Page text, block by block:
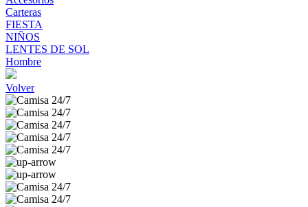
Carteras
FIESTA
NIÑOS
LENTES DE SOL
Hombre
Volver